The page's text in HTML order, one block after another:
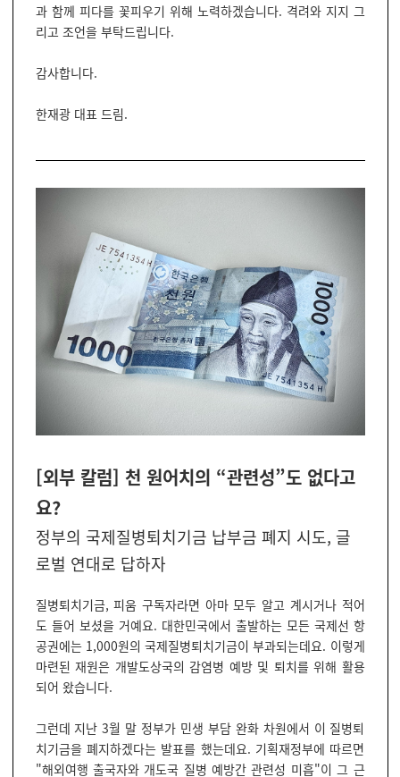
과 함께 피다를 꽃피우기 위해 노력하겠습니다. 격려와 지지 그
리고 조언을 부탁드립니다.
감사합니다.
한재광 대표 드림.
[외부 칼럼] 천 원어치의 “관련성”도 없다고
요?
정부의 국제질병퇴치기금 납부금 폐지 시도, 글
로벌 연대로 답하자
질병퇴치기금, 피움 구독자라면 아마 모두 알고 계시거나 적어
도 들어 보셨을 거예요. 대한민국에서 출발하는 모든 국제선 항
공권에는 1,000원의 국제질병퇴치기금이 부과되는데요. 이렇게
마련된 재원은 개발도상국의 감염병 예방 및 퇴치를 위해 활용
되어 왔습니다.
그런데 지난 3월 말 정부가 민생 부담 완화 차원에서 이 질병퇴
치기금을 폐지하겠다는 발표를 했는데요. 기획재정부에 따르면
"해외여행 출국자와 개도국 질병 예방간 관련성 미흡"이 그 근